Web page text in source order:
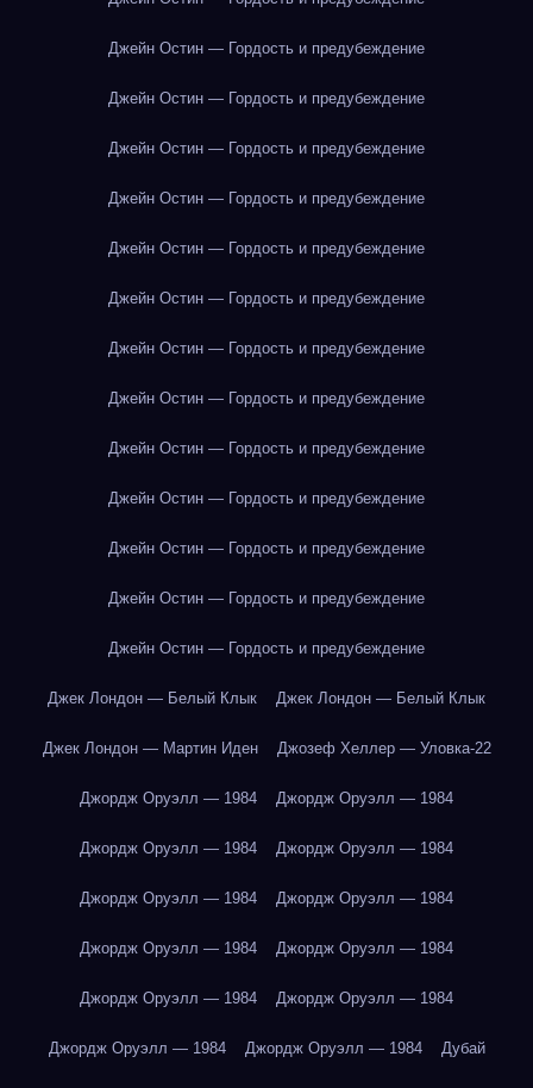
Джейн Остин — Гордость и предубеждение
Джейн Остин — Гордость и предубеждение
Джейн Остин — Гордость и предубеждение
Джейн Остин — Гордость и предубеждение
Джейн Остин — Гордость и предубеждение
Джейн Остин — Гордость и предубеждение
Джейн Остин — Гордость и предубеждение
Джейн Остин — Гордость и предубеждение
Джейн Остин — Гордость и предубеждение
Джейн Остин — Гордость и предубеждение
Джейн Остин — Гордость и предубеждение
Джейн Остин — Гордость и предубеждение
Джейн Остин — Гордость и предубеждение
Джек Лондон — Белый Клык Джек Лондон — Белый Клык
Джек Лондон — Мартин Иден Джозеф Хеллер — Уловка-22
Джордж Оруэлл — 1984 Джордж Оруэлл — 1984
Джордж Оруэлл — 1984 Джордж Оруэлл — 1984
Джордж Оруэлл — 1984 Джордж Оруэлл — 1984
Джордж Оруэлл — 1984 Джордж Оруэлл — 1984
Джордж Оруэлл — 1984 Джордж Оруэлл — 1984
Джордж Оруэлл — 1984 Джордж Оруэлл — 1984 Дубай